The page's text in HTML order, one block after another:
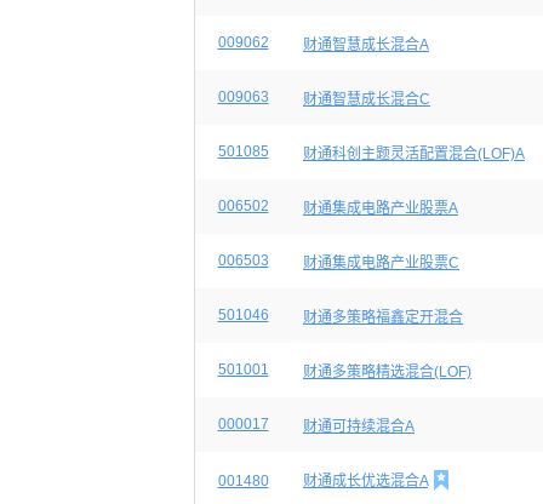
009062 财通智慧成长混合A
009063 财通智慧成长混合C
501085 财通科创主题灵活配置混合(LOF)A
006502 财通集成电路产业股票A
006503 财通集成电路产业股票C
501046 财通多策略福鑫定开混合
501001 财通多策略精选混合(LOF)
000017 财通可持续混合A
001480 财通成长优选混合A 